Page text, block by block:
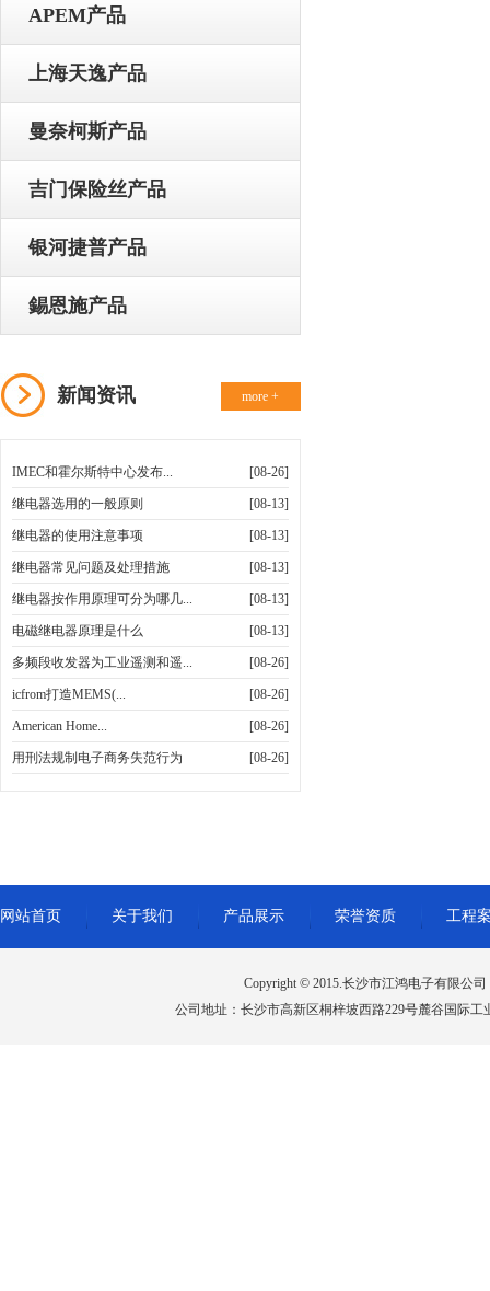
APEM产品
上海天逸产品
曼奈柯斯产品
吉门保险丝产品
银河捷普产品
錫恩施产品
新闻资讯 more +
IMEC和霍尔斯特中心发布... [08-26]
继电器选用的一般原则 [08-13]
继电器的使用注意事项 [08-13]
继电器常见问题及处理措施 [08-13]
继电器按作用原理可分为哪几... [08-13]
电磁继电器原理是什么 [08-13]
多频段收发器为工业遥测和遥... [08-26]
icfrom打造MEMS(... [08-26]
American Home... [08-26]
用刑法规制电子商务失范行为 [08-26]
网站首页 关于我们 产品展示 荣誉资质 工程
Copyright © 2015.长沙市江鸿电子有限公司
公司地址：长沙市高新区桐梓坡西路229号麓谷国际工